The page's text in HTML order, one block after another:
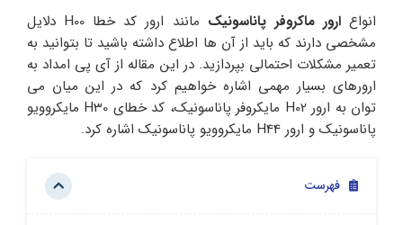
انواعارور ماکروفر پاناسونیک
مانند ارور کد خطا H00 دلایل
مشخصی دارند که باید از آن ها اطلاع داشته باشید تا بتوانید به
تعمیر مشکلات احتمالی بپردازید. در این مقاله از آی پی امداد به
ارورهای بسیار مهمی اشاره خواهیم کرد که در این میان می
توان به ارور H02 مایکروفر پاناسونیک، کد خطای H30 مایکروویو
پاناسونیک و ارور H44 مایکروویو پاناسونیک اشاره کرد.
فهرست